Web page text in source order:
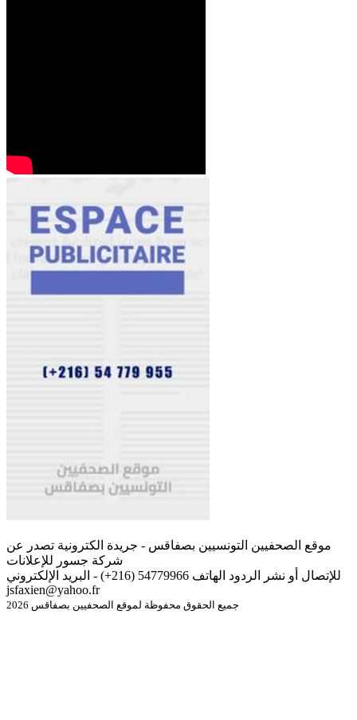
موقع الصحفيين التونسيين بصفاقس - جريدة الكترونية تصدر عن
شركة جسور للإعلانات
للإتصال أو نشر الردود الهاتف 54779966 (216+) - البريد الإلكتروني
jsfaxien@yahoo.fr
جميع الحقوق محفوظة لموقع الصحفيين بصفاقس 2026